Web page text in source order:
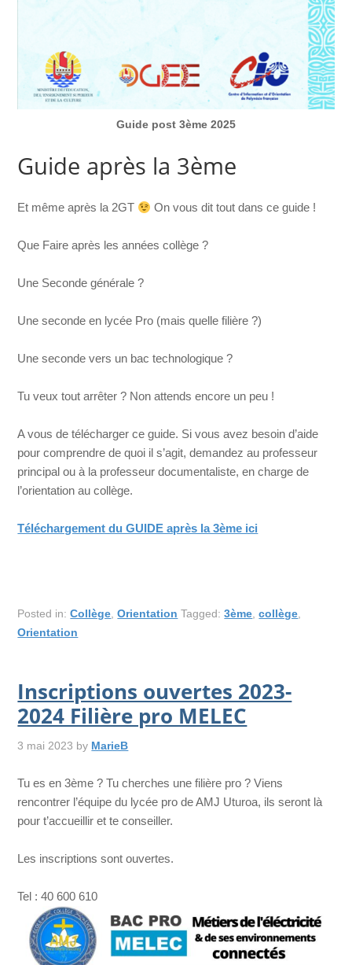
Guide post 3ème 2025
Guide après la 3ème
Et même après la 2GT On vous dit tout dans ce guide !
Que Faire après les années collège ?
Une Seconde générale ?
Une seconde en lycée Pro (mais quelle filière ?)
Une seconde vers un bac technologique ?
Tu veux tout arrêter ? Non attends encore un peu !
A vous de télécharger ce guide. Si vous avez besoin d’aide
pour comprendre de quoi il s’agit, demandez au professeur
principal ou à la professeur documentaliste, en charge de
l’orientation au collège.
Téléchargement du GUIDE après la 3ème ici
Posted in:Collège ,Orientation Tagged:3ème ,collège
Orientation
Inscriptions ouvertes 2023-
2024 Filière pro MELEC
3 mai 2023 by MarieB
Tu es en 3ème ? Tu cherches une filière pro ? Viens
rencontrer l’équipe du lycée pro de AMJ Uturoa, ils seront là
pour t’accueillir et te conseiller.
Les inscriptions sont ouvertes.
Tel : 40 600 610